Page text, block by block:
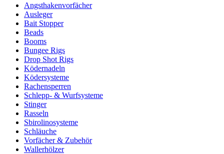
Angsthakenvorfächer
Ausleger
Bait Stopper
Beads
Booms
Bungee Rigs
Drop Shot Rigs
Ködernadeln
Ködersysteme
Rachensperren
Schlepp- & Wurfsysteme
Stinger
Rasseln
Sbirolinosysteme
Schläuche
Vorfächer & Zubehör
Wallerhölzer